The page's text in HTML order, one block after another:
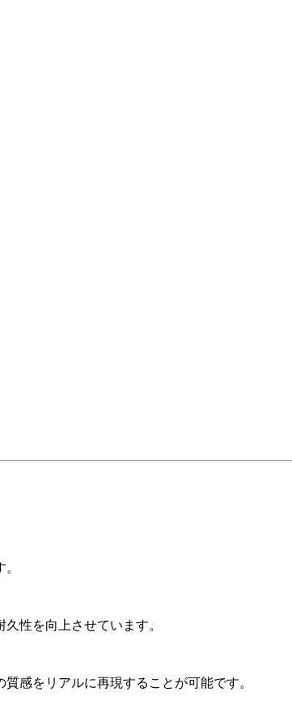
性を向上させています。
感をリアルに再現することが可能です。